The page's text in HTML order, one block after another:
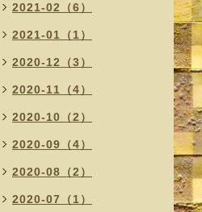
2021-02（6）
2021-01（1）
2020-12（3）
2020-11（4）
2020-10（2）
2020-09（4）
2020-08（2）
2020-07（1）